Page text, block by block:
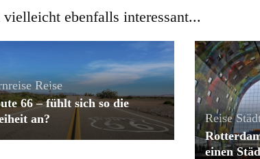
ebenfalls interessant...
Reise
66 – fühlt sich so die
an?
Reise
einen